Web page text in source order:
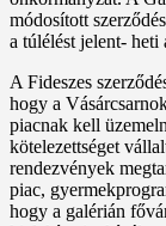
módosított
a túlélést jelent- heti
A Fideszes
hogy a
piacnak kell
kötelezettséget
rendezvények
piac,
hogy a galérián